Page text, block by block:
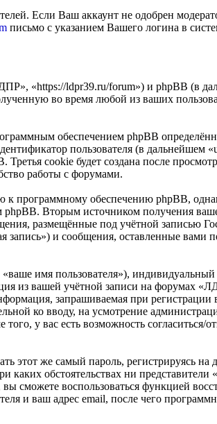
Если Ваш аккаунт не одобрен
письмо с указанием Вашего логина в
«https://ldpr39.ru/forum») и phpBB (в
во время любой из ваших
обеспечением phpBB
пользователя (в дальнейшем
cookie будет создана после
работы с форумами.
обеспечению phpBB,
phpBB. Вторым источником получения
размещённые под учётной записью
и сообщения, оставленные вами
имя пользователя»),
из вашей учётной записи на форумах
запрашиваемая при
ко вводу, на усмотрение
у вас есть возможность согласиться/
же самый пароль, регистрируясь на
обстоятельствах ни
сможете воспользоваться функцией
и ваш адрес email, после чего